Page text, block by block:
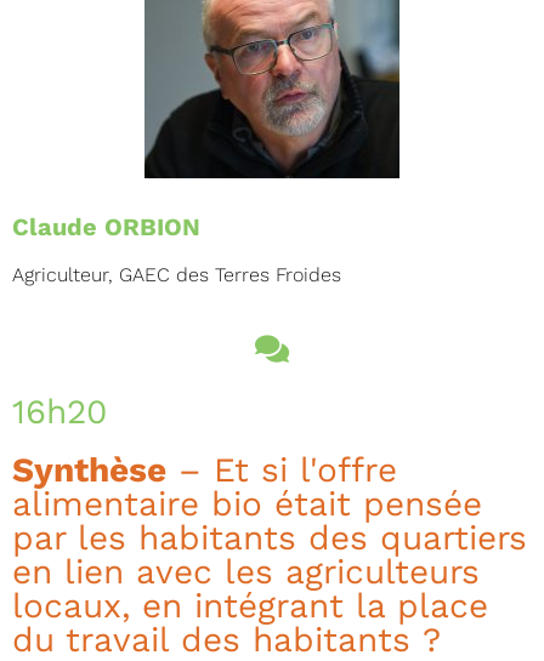
Claude ORBION
Agriculteur, GAEC des Terres Froides
16h20
Synthèse – Et si l'offre
alimentaire bio était pensée
par les habitants des quartiers
en lien avec les agriculteurs
locaux, en intégrant la place
du travail des habitants ?